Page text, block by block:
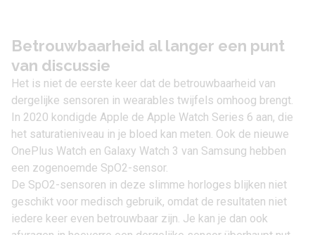
Betrouwbaarheid al langer een punt
van discussie
Het is niet de eerste keer dat de betrouwbaarheid van
dergelijke sensoren in wearables twijfels omhoog brengt.
In 2020 kondigde Apple de Apple Watch Series 6 aan, die
het saturatieniveau in je bloed kan meten. Ook de nieuwe
OnePlus Watch en Galaxy Watch 3 van Samsung hebben
een zogenoemde SpO2-sensor.
De SpO2-sensoren in deze slimme horloges blijken niet
geschikt voor medisch gebruik, omdat de resultaten niet
iedere keer even betrouwbaar zijn. Je kan je dan ook